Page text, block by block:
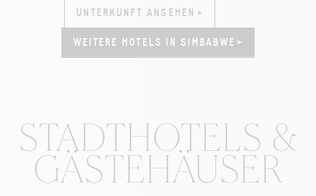
UNTERKUNFT ANSEHEN
UNTERKUNFT ANSEHEN
WEITERE HOTELS IN SIMBABWE
WEITERE HOTELS IN SIMBABWE
STADTHOTELS &
GÄSTEHÄUSER